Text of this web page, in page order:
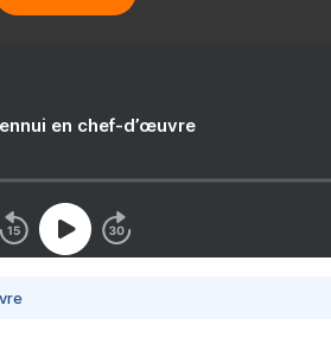
en chef-d’œuvre